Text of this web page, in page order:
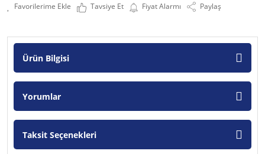
Tavsiye Et Fiyat Alarmı Paylaş
Ürün Bilgisi
Yorumlar
Taksit Seçenekleri